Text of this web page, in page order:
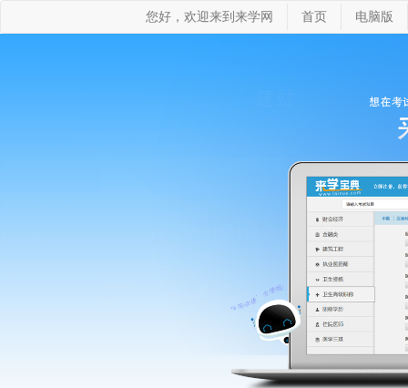
您好，欢迎来到来学网 首页 电脑版